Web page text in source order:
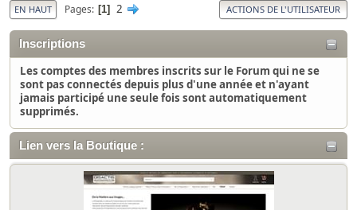
Inscriptions
Les comptes des membres inscrits sur le Forum qui ne se
sont pas connectés depuis plus d'une année et n'ayant
jamais participé une seule fois sont automatiquement
supprimés.
Lien vers la Boutique :
EN HAUT Pages 1 2 ACTIONS DE L'UTILISATEUR